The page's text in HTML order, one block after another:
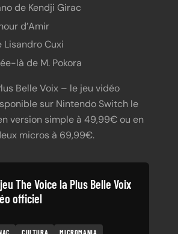
de Kendji Girac
d’Amir
Lisandro Cuxi
là de M. Pokora
Belle Voix – le jeu vidéo
sur Nintendo Switch le
version simple à 49,99€ ou en
micros à 69,99€.
The Voice la Plus Belle Voix
officiel
CULTURA
MICROMANIA